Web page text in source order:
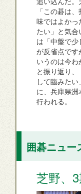
「この碁は
味ではよかっ
たい」と気
は「中盤で
が反省点です
いうのは今わ
と振り返り
して臨みた
に、兵庫県
行われる。
囲碁ニュー
芝野、